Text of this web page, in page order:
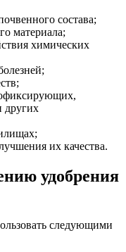
состава;
материала;
химических
других
их качества.
удобрения
следующими